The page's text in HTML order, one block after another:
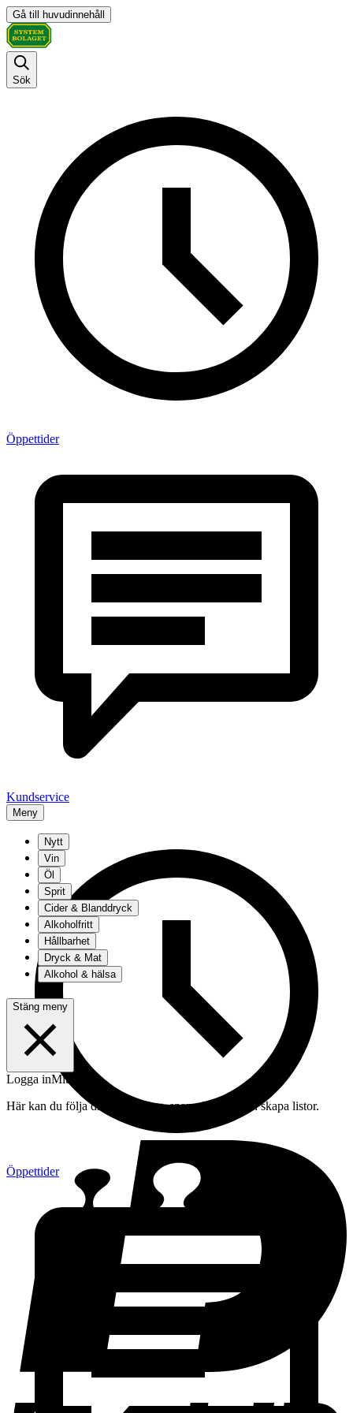
Gå till huvudinnehåll
Sök
Öppettider
Kundservice
Meny
Öppettider
Nytt
Vin
Öl
Sprit
Cider & Blanddryck
Alkoholfritt
Hållbarhet
Dryck & Mat
Alkohol & hälsa
Stäng meny
Logga inMitt konto
Här kan du följa din beställning, spara drycker och skapa listor.